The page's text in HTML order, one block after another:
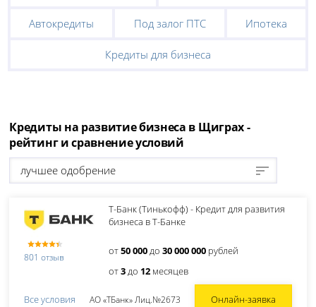
Автокредиты Под залог ПТС Ипотека
Кредиты для бизнеса
Кредиты на развитие бизнеса в Щиграх -
рейтинг и сравнение условий
лучшее одобрение
801 отзыв
Т-Банк (Тинькофф) - Кредит для развития
бизнеса в Т-Банке
от50 000до30 000 000 рублей
от3 до 12 месяцев
Все условия АО «ТБанк» Лиц.№2673 Онлайн-заявка